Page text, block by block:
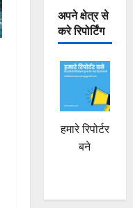
अपने क्षेत्र से
करे रिपोर्टिंग
हमारे रिपोर्टर
बने